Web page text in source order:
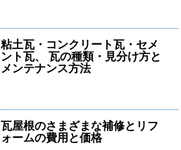
粘土瓦・コンクリート瓦・セメ
ント瓦、 瓦の種類・見分け方と
メンテナンス方法
瓦屋根のさまざまな補修とリフ
ォームの費用と価格